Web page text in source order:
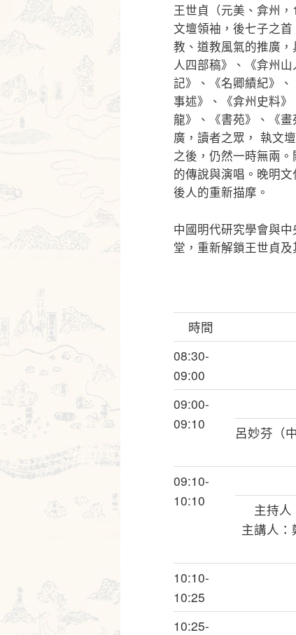
王世貞（元美、弇州
文壇領袖，後七子之
教、道教風氣的推廣
人四部稿》、《弇州
記》、《名卿績紀》
事述》、《弇州史料
龍》、《書苑》、《
廣，讀者之眾， 執文
之後，仍然一時無兩
的傳說與演唱。晚明
後人的重新描摩。
中國明代研究學會與
堂，重新解鎖王世貞
時間
08:30-
09:00
09:00-
09:10
呂妙芬（
09:10-
10:10
主持人
主講人：
10:10-
10:25
10:25-